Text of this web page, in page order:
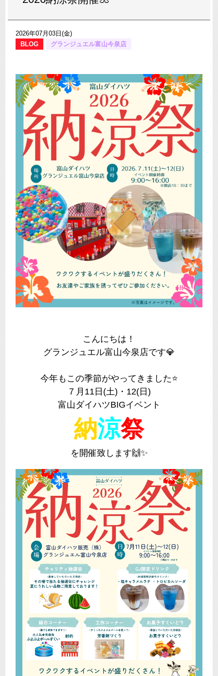
2026年07月03日(金)
BLOG
グランジュエル富山今泉店
こんにちは！
グランジュエル富山今泉店です💎
今年もこの季節がやってきました⭐
７月11日(土)・12(日)
富山ダイハツBIGイベント
納涼祭
を開催致します🙌✨